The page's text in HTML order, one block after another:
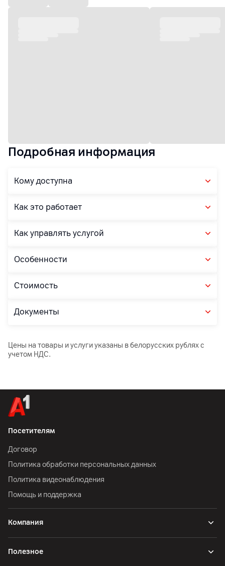
Подробная информация
Кому доступна
Как это работает
Как управлять услугой
Особенности
Стоимость
Документы
Цены на товары и услуги указаны в белорусских рублях с
учетом НДС.
Посетителям
Договор
Политика обработки персональных данных
Политика видеонаблюдения
Помощь и поддержка
Компания
Полезное